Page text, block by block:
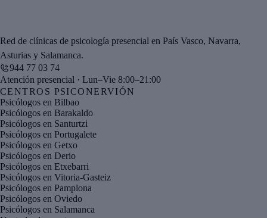
Red de clínicas de psicología presencial en País Vasco, Navarra,
Asturias y Salamanca.
944 77 03 74
Atención presencial · Lun–Vie 8:00–21:00
CENTROS PSICONERVIÓN
Psicólogos en Bilbao
Psicólogos en Barakaldo
Psicólogos en Santurtzi
Psicólogos en Portugalete
Psicólogos en Getxo
Psicólogos en Derio
Psicólogos en Etxebarri
Psicólogos en Vitoria-Gasteiz
Psicólogos en Pamplona
Psicólogos en Oviedo
Psicólogos en Salamanca